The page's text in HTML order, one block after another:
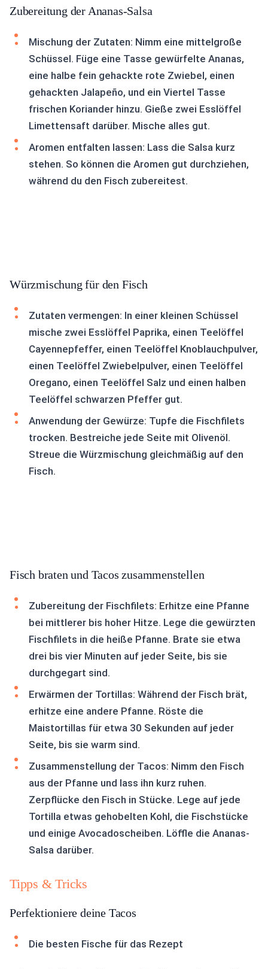
Zubereitung der Ananas-Salsa
Mischung der Zutaten: Nimm eine mittelgroße
Schüssel. Füge eine Tasse gewürfelte Ananas,
eine halbe fein gehackte rote Zwiebel, einen
gehackten Jalapeño, und ein Viertel Tasse
frischen Koriander hinzu. Gieße zwei Esslöffel
Limettensaft darüber. Mische alles gut.
Aromen entfalten lassen: Lass die Salsa kurz
stehen. So können die Aromen gut durchziehen,
während du den Fisch zubereitest.
Würzmischung für den Fisch
Zutaten vermengen: In einer kleinen Schüssel
mische zwei Esslöffel Paprika, einen Teelöffel
Cayennepfeffer, einen Teelöffel Knoblauchpulver,
einen Teelöffel Zwiebelpulver, einen Teelöffel
Oregano, einen Teelöffel Salz und einen halben
Teelöffel schwarzen Pfeffer gut.
Anwendung der Gewürze: Tupfe die Fischfilets
trocken. Bestreiche jede Seite mit Olivenöl.
Streue die Würzmischung gleichmäßig auf den
Fisch.
Fisch braten und Tacos zusammenstellen
Zubereitung der Fischfilets: Erhitze eine Pfanne
bei mittlerer bis hoher Hitze. Lege die gewürzten
Fischfilets in die heiße Pfanne. Brate sie etwa
drei bis vier Minuten auf jeder Seite, bis sie
durchgegart sind.
Erwärmen der Tortillas: Während der Fisch brät,
erhitze eine andere Pfanne. Röste die
Maistortillas für etwa 30 Sekunden auf jeder
Seite, bis sie warm sind.
Zusammenstellung der Tacos: Nimm den Fisch
aus der Pfanne und lass ihn kurz ruhen.
Zerpflücke den Fisch in Stücke. Lege auf jede
Tortilla etwas gehobelten Kohl, die Fischstücke
und einige Avocadoscheiben. Löffle die Ananas-
Salsa darüber.
Tipps & Tricks
Perfektioniere deine Tacos
Die besten Fische für das Rezept